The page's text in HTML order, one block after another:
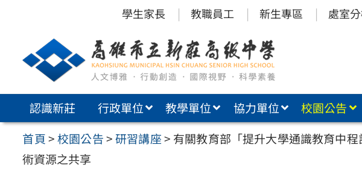
內
學生家長 教職員工 新生專區 處室
認識新莊 行政單位 教學單位 協力單位 校園公告
首頁>校園公告>研習講座> 有關教育部「提升大學通識教育中
術資源之共享